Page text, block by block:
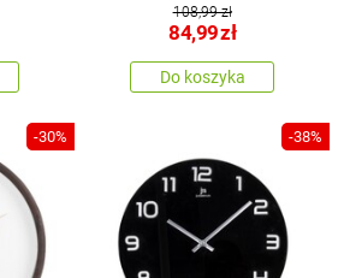
108,99 zł
84,99zł
Do koszyka
-30% -38%